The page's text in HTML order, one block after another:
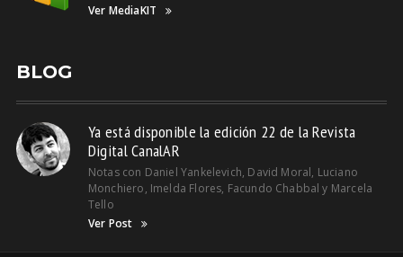
Ver MediaKIT
BLOG
Ya está disponible la edición 22 de la Revista
Digital CanalAR
Notas con Daniel Yankelevich, David Moral, Luciano
Monchiero, Imelda Flores, Facundo Chabbal y Marcela
Tello
Ver Post